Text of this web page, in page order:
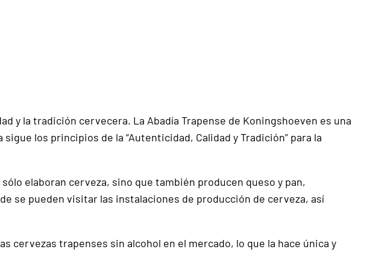
y la tradición cervecera. La Abadía Trapense de Koningshoeven es una
los principios de la “Autenticidad, Calidad y Tradición” para la
elaboran cerveza, sino que también producen queso y pan,
se pueden visitar las instalaciones de producción de cerveza, así
cervezas trapenses sin alcohol en el mercado, lo que la hace única y